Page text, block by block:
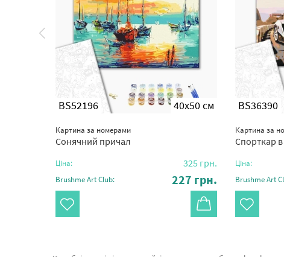
BS52196 40x50 см
Картина за номерами
Сонячний причал
Ціна: 325 грн.
Brushme Art Club: 227 грн.
BS36390
Картина за
Спорткар в
Ціна:
Brushme Art